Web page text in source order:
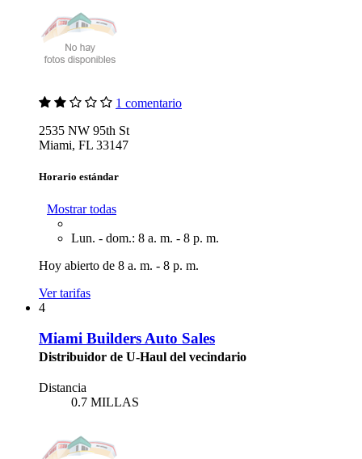
1 comentario
2535 NW 95th St
Miami, FL 33147
Horario estándar
Mostrar todas
Lun. - dom.: 8 a. m. - 8 p. m.
Hoy abierto de 8 a. m. - 8 p. m.
Ver tarifas
4
Miami Builders Auto Sales
Distribuidor de U-Haul del vecindario
Distancia
0.7 MILLAS